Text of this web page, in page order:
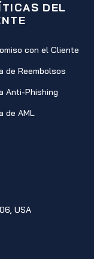
DEL
con el Cliente
de Reembolsos
Anti-Phishing
de AML
USA